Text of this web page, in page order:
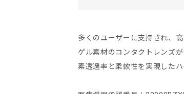
多くのユーザーに支持され、
ゲル素材のコンタクトレンズ
素透過率と柔軟性を実現したハ